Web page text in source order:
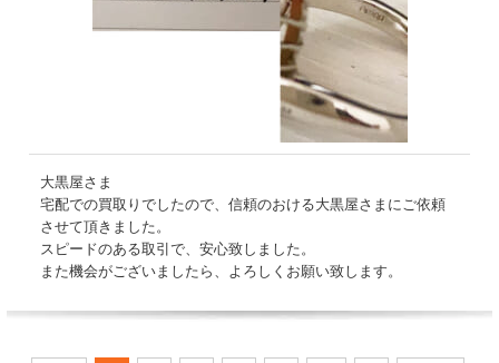
大黒屋さま
宅配での買取りでしたので、信頼のおける大黒屋さまにご依頼
させて頂きました。
スピードのある取引で、安心致しました。
また機会がございましたら、よろしくお願い致します。